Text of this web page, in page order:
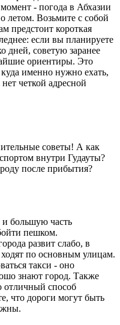
- погода в Абхазии
летом. Возьмите с собой
предстоит короткая
если вы планируете
дней, советую заранее
ориентиры. Это
именно нужно ехать,
четкой адресной
советы! А как
внутри Гудауты?
после прибытия?
и большую часть
пешком.
развит слабо, в
по основным улицам.
такси - оно
знают город. Также
отличный способ
что дороги могут быть